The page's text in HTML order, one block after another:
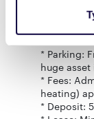
korzystasz z
Partnerzy
otrzymanymi
korzystania z
* Parking:
huge
* Fees:
heating)
* Deposit: